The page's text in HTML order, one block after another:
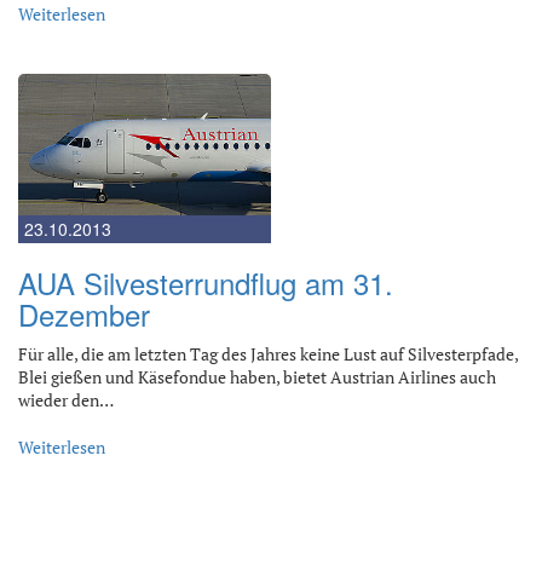
Weiterlesen
23.10.2013
AUA Silvesterrundflug am 31.
Dezember
Für alle, die am letzten Tag des Jahres keine Lust auf Silvesterpfade,
Blei gießen und Käsefondue haben, bietet Austrian Airlines auch
wieder den…
Weiterlesen